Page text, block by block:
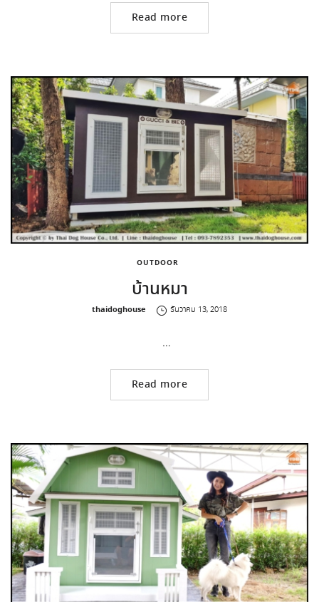
Read more
OUTDOOR
บ้านหมา
by
thaidoghouse ธันวาคม 13, 2018
…
Read more